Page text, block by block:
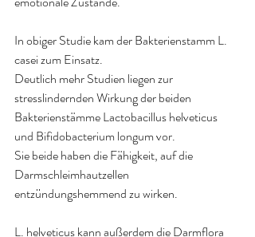
In obiger Studie kam der Bakterienstamm L.
casei zum Einsatz.
Deutlich mehr Studien liegen zur
stresslindernden Wirkung der beiden
Bakterienstämme Lactobacillus helveticus
und Bifidobacterium longum vor.
Sie beide haben die Fähigkeit, auf die
Darmschleimhautzellen
entzündungshemmend zu wirken.
L. helveticus kann außerdem die Darmflora